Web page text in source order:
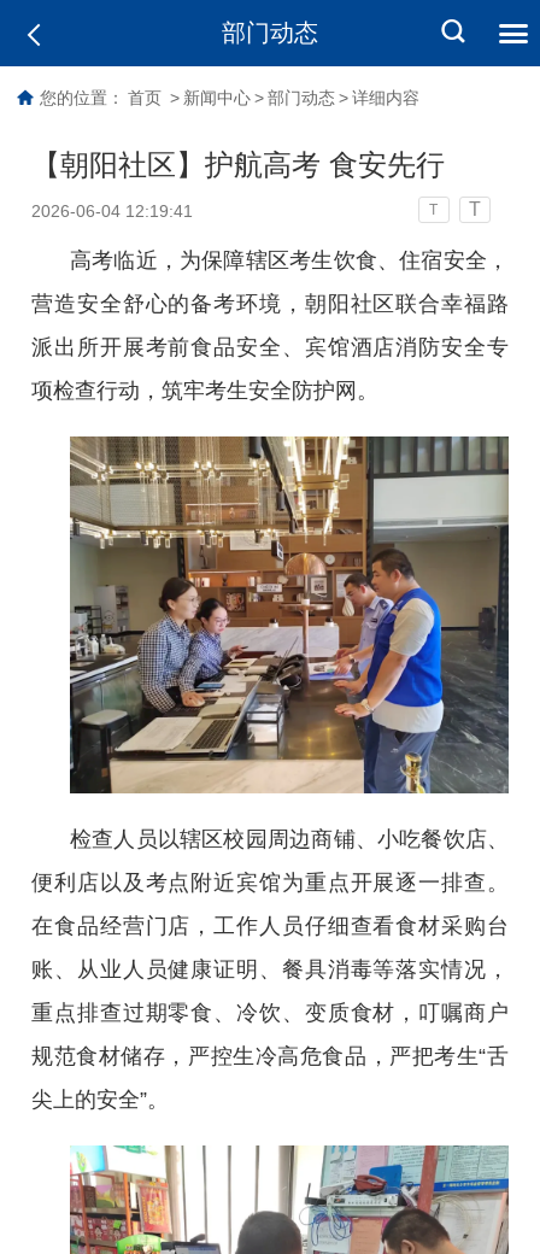
部门动态
您的位置： 首页 > 新闻中心 > 部门动态 > 详细内容
【朝阳社区】护航高考 食安先行
2026-06-04 12:19:41 T T
高考临近，为保障辖区考生饮食、住宿安全，
营造安全舒心的备考环境，朝阳社区联合幸福路
派出所开展考前食品安全、宾馆酒店消防安全专
项检查行动，筑牢考生安全防护网。
检查人员以辖区校园周边商铺、小吃餐饮店、
便利店以及考点附近宾馆为重点开展逐一排查。
在食品经营门店，工作人员仔细查看食材采购台
账、从业人员健康证明、餐具消毒等落实情况，
重点排查过期零食、冷饮、变质食材，叮嘱商户
规范食材储存，严控生冷高危食品，严把考生“舌
尖上的安全”。